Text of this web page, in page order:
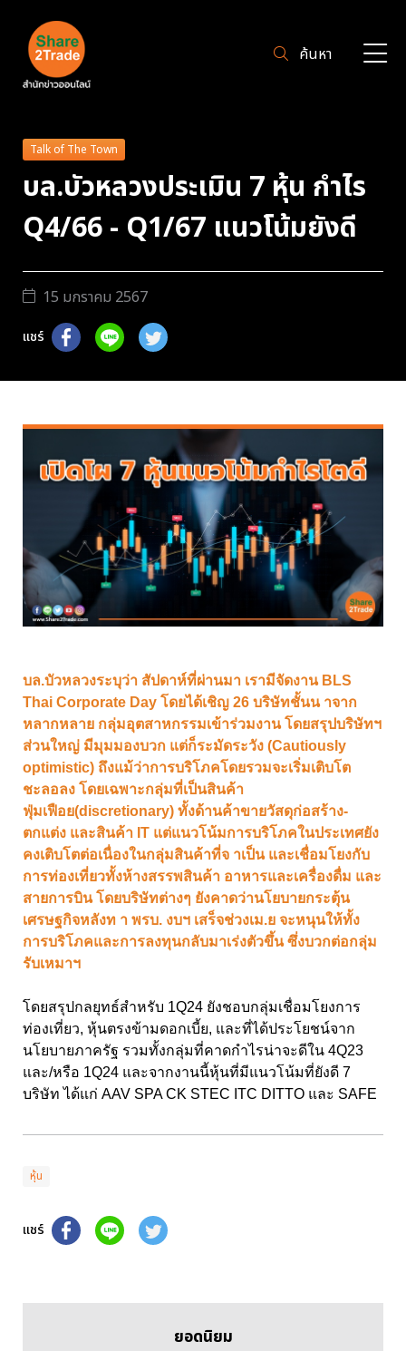
ค้นหา
Talk of The Town
บล.บัวหลวงประเมิน 7 หุ้น กำไร
Q4/66 - Q1/67 แนวโน้มยังดี
15 มกราคม 2567
แชร์
บล.บัวหลวงระบุว่า สัปดาห์ที่ผ่านมา เรามีจัดงาน BLS
Thai Corporate Day โดยได้เชิญ 26 บริษัทชั้นน าจาก
หลากหลาย กลุ่มอุตสาหกรรมเข้าร่วมงาน โดยสรุปบริษัทฯ
ส่วนใหญ่ มีมุมมองบวก แต่ก็ระมัดระวัง (Cautiously
optimistic) ถึงแม้ว่าการบริโภคโดยรวมจะเริ่มเติบโต
ชะลอลง โดยเฉพาะกลุ่มที่เป็นสินค้า
ฟุ่มเฟือย(discretionary) ทั้งด้านค้าขายวัสดุก่อสร้าง-
ตกแต่ง และสินค้า IT แต่แนวโน้มการบริโภคในประเทศยัง
คงเติบโตต่อเนื่องในกลุ่มสินค้าที่จ าเป็น และเชื่อมโยงกับ
การท่องเที่ยวทั้งห้างสรรพสินค้า อาหารและเครื่องดื่ม และ
สายการบิน โดยบริษัทต่างๆ ยังคาดว่านโยบายกระตุ้น
เศรษฐกิจหลังท า พรบ. งบฯ เสร็จช่วงเม.ย จะหนุนให้ทั้ง
การบริโภคและการลงทุนกลับมาเร่งตัวขึ้น ซึ่งบวกต่อกลุ่ม
รับเหมาฯ
โดยสรุปกลยุทธ์สำหรับ 1Q24 ยังชอบกลุ่มเชื่อมโยงการ
ท่องเที่ยว, หุ้นตรงข้ามดอกเบี้ย, และที่ได้ประโยชน์จาก
นโยบายภาครัฐ รวมทั้งกลุ่มที่คาดกำไรน่าจะดีใน 4Q23
และ/หรือ 1Q24 และจากงานนี้หุ้นที่มีแนวโน้มที่ยังดี 7
บริษัท ได้แก่ AAV SPA CK STEC ITC DITTO และ SAFE
หุ้น
แชร์
ยอดนิยม